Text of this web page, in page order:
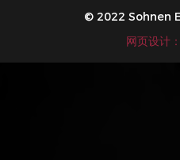
© 2022 Sohnen
网页设计